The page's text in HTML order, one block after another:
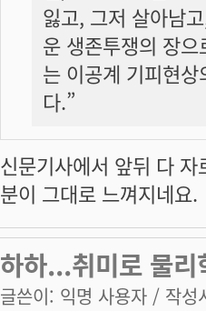
잃고, 그저 살아남
운 생존투쟁의 장
는 이공계 기피현
다.”
신문기사에서 앞뒤 다
분이 그대로 느껴지네요.
하하...취미로 물
글쓴이: 익명 사용자 / 작성